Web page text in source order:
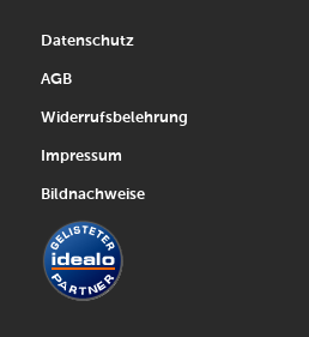
Datenschutz
AGB
Widerrufsbelehrung
Impressum
Bildnachweise